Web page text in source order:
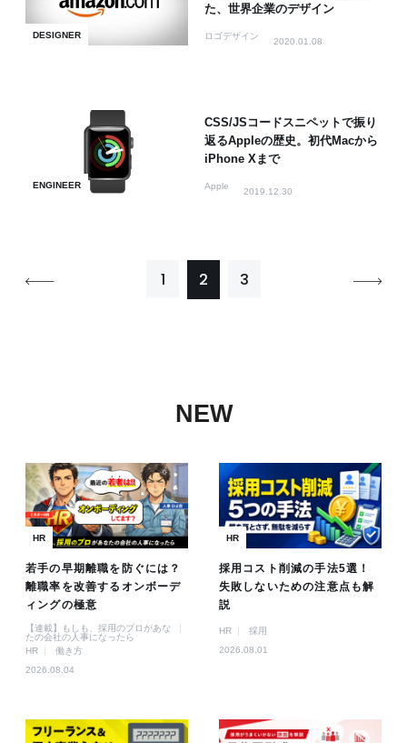
DESIGNER
た、世界企業のデザイン
ロゴデザイン
2020.01.08
ENGINEER
CSS/JSコードスニペットで振り
返るAppleの歴史。初代Macから
iPhone Xまで
Apple
2019.12.30
1 2 3
NEW
HR
若手の早期離職を防ぐには？
離職率を改善するオンボーデ
ィングの極意
【連載】もしも、採用のプロがあな
たの会社の人事になったら
HR
働き方
2026.08.04
HR
採用コスト削減の手法5選！
失敗しないための注意点も解
説
HR
採用
2026.08.01